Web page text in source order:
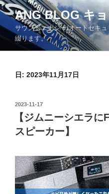
コ
ン
テ
ツ
ANG BLOG キ
サウンドエナジー/オートセキ
綴ります。
日: 2023年11月17日
投
稿
日:
2023-11-17
【ジムニーシエラ
スピーカー】